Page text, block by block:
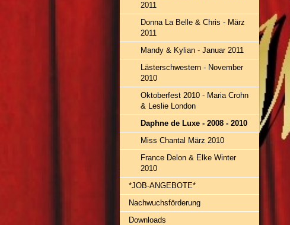
2011
Donna La Belle & Chris - März
2011
Mandy & Kylian - Januar 2011
Lästerschwestern - November
2010
Oktoberfest 2010 - Maria Crohn
& Leslie London
Daphne de Luxe - 2008 - 2010
Miss Chantal März 2010
France Delon & Elke Winter
2010
*JOB-ANGEBOTE*
Nachwuchsförderung
Downloads